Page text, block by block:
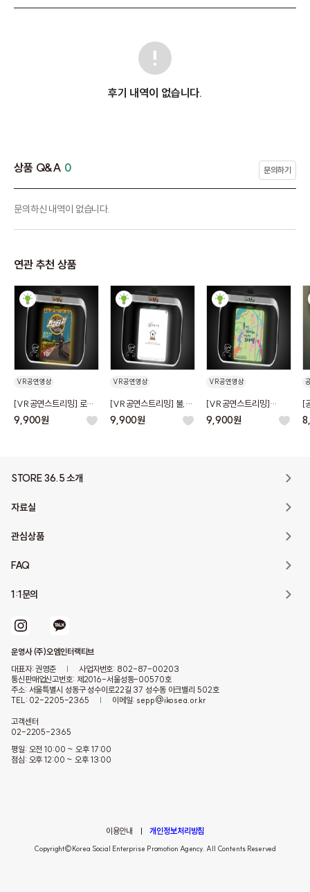
후기 내역이 없습니다.
상품 Q&A 0 문의하기
문의하신 내역이 없습니다.
연관 추천 상품
VR공연영상
[VR공연스트리밍] 로드
트립 투맨쇼 〈펀치터치〉
(대여)
9,900원
VR공연영상
[VR공연스트리밍] 불,
편한 가족 (대여)
9,900원
VR공연영상
[VR공연스트리밍]
줄타는 아이와 아프리카
도마뱀 (대여)
9,900원
[
STORE 36.5 소개
자료실
관심상품
FAQ
1:1문의
운영사 (주)오엠인터랙티브
대표자: 권영준
|
사업자번호: 802-87-00203
통신판매업신고번호: 제2016-서울성동-00570호
주소: 서울특별시 성동구 성수이로22길 37 성수동 아크밸리 502호
TEL: 02-2205-2365
| 이메일: sepp@ikosea.or.kr
고객센터
02-2205-2365
평일: 오전 10:00 ~ 오후 17:00
점심: 오후 12:00 ~ 오후 13:00
이용안내 개인정보처리방침
Copyright©Korea Social Enterprise Promotion Agency. All Contents Reserved